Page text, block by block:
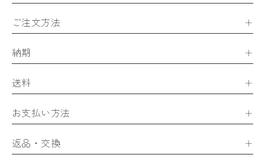
ご注文方法
納期
送料
お支払い方法
返品・交換